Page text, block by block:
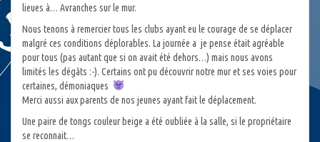
lieues à… Avranches sur le mur.
Nous tenons à remercier tous les clubs ayant eu le courage de se déplacer
malgré ces conditions déplorables. La journée a je pense était agréable
pour tous (pas autant que si on avait été dehors…) mais nous avons
limités les dégâts :-). Certains ont pu découvrir notre mur et ses voies pour
certaines, démoniaques
Merci aussi aux parents de nos jeunes ayant fait le déplacement.
Une paire de tongs couleur beige a été oubliée à la salle, si le propriétaire
se reconnait…